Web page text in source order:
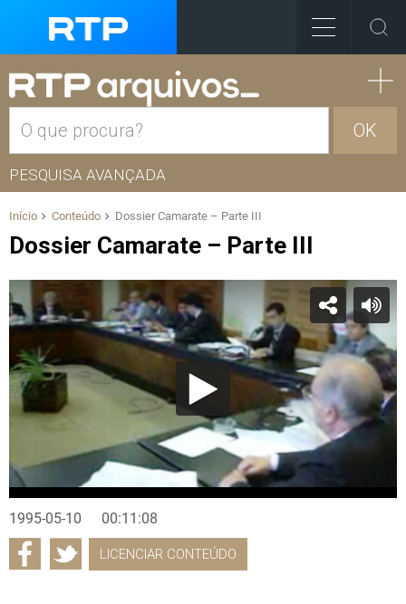
OK
PESQUISA AVANÇADA
Início Conteúdo Dossier Camarate – Parte III
Dossier Camarate – Parte III
1995-05-10 00:11:08
LICENCIAR CONTEÚDO